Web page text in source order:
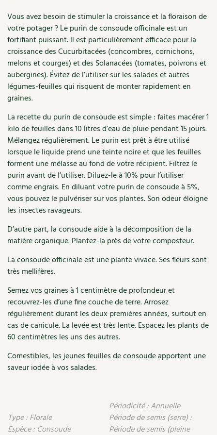
Cuisine saine
Manger bio
Cures, régimes
Dessert, Boulangerie
Agenda, calendrier
NOUVEAUTÉS
Feuilleter le catalogue
Le magazineLes 4 saisons
Stages
Cartes cadeau
Séjourner en Trièves
Nous contacter
Outils et ustensiles du jardin
Biodiversité
Ravageurs et maladies au jardin
Cuisine saine
Alimentation et nutrition
Recettes de printemps
Recettes par type de plat
Recettes sans gluten
Recettes végétariennes et vegan
Matériaux écologiques
Énergie
Entretien de la maison
Santé et bien-être
Forums
Jardin bio
Habitat écologique
Cuisine saine
Soins naturels
Société et alternatives
Les 4 saisons& vous
Questions à la rédaction
Entre abonné·es
Trucs & astuces
Appels à témoignage
Bonnes adresses
Mieux consommer
Vous avez besoin de stimuler la croissance et la floraison de
votre potager ? Le purin de consoude officinale est un
fortifiant puissant. Il est particulièrement efficace pour la
croissance des Cucurbitacées (concombres, cornichons,
melons et courges) et des Solanacées (tomates, poivrons et
aubergines). Évitez de l’utiliser sur les salades et autres
légumes-feuilles qui risquent de monter rapidement en
graines.
La recette du purin de consoude est simple : faites macérer 1
kilo de feuilles dans 10 litres d’eau de pluie pendant 15 jours.
Mélangez régulièrement. Le purin est prêt à être utilisé
lorsque le liquide prend une teinte noire et que les feuilles
forment une mélasse au fond de votre récipient. Filtrez le
purin avant de l’utiliser. Diluez-le à 10% pour l’utiliser
comme engrais. En diluant votre purin de consoude à 5%,
vous pouvez le pulvériser sur vos plantes. Son odeur éloigne
les insectes ravageurs.
D’autre part, la consoude aide à la décomposition de la
matière organique. Plantez-la près de votre composteur.
La consoude officinale est une plante vivace. Ses fleurs sont
très mellifères.
Semez vos graines à 1 centimètre de profondeur et
recouvrez-les d’une fine couche de terre. Arrosez
régulièrement durant les deux premières années, surtout en
cas de canicule. La levée est très lente. Espacez les plants de
60 centimètres les uns des autres.
Comestibles, les jeunes feuilles de consoude apportent une
saveur iodée à vos salades.
Type : Florale
Espèce : Consoude
Périodicité : Annuelle
Période de semis (serre) :
Période de semis (pleine